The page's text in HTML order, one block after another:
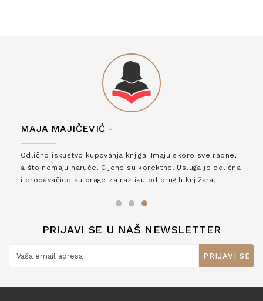
MAJA MAJIČEVIĆ - -
Odlično iskustvo kupovanja knjiga. Imaju skoro sve radne,
a što nemaju naruče. Cijene su korektne. Usluga je odlična
i prodavačice su drage za razliku od drugih knjižara,
PRIJAVI SE U NAŠ NEWSLETTER
PRIJAVI SE